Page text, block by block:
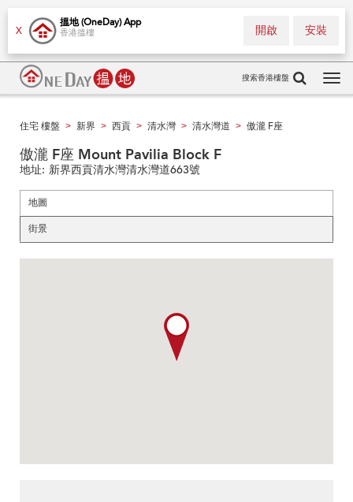
X
搵地 (OneDay) App
香港搵樓 安裝
開啟
搜索香港樓盤
住宅 樓盤 > 新界 > 西貢 > 清水灣 > 清水灣道 > 傲瀧 F座
傲瀧 F座 Mount Pavilia Block F
地址: 新界西貢清水灣清水灣道663號
地圖
街景